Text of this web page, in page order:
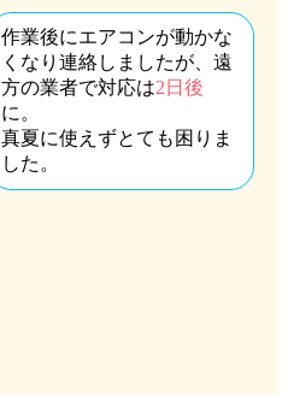
作業後にエアコンが動かな
くなり連絡しましたが、遠
方の業者で対応は2日後
に。
真夏に使えずとても困りま
した。